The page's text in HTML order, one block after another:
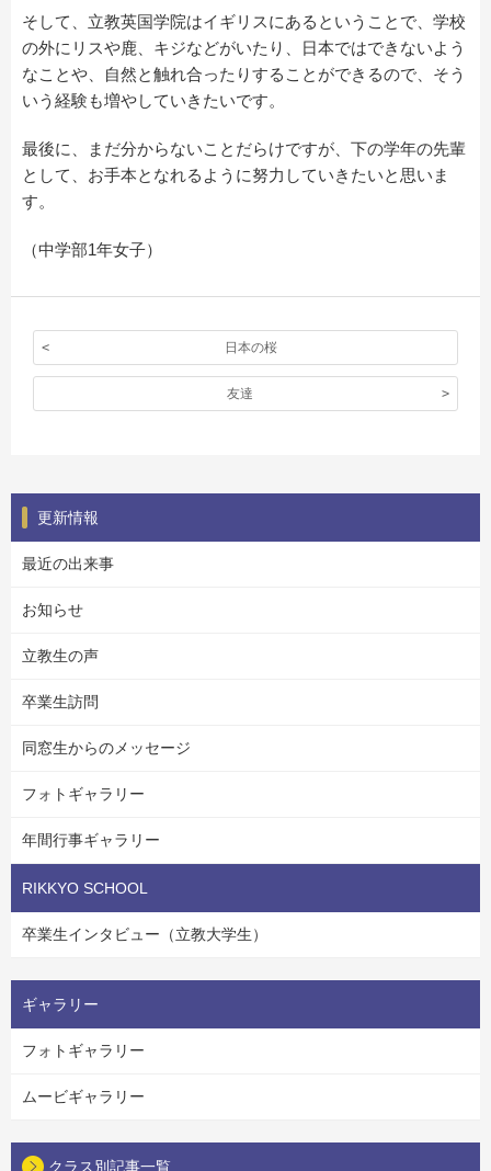
そして、立教英国学院はイギリスにあるということで、学校
の外にリスや鹿、キジなどがいたり、日本ではできないよう
なことや、自然と触れ合ったりすることができるので、そう
いう経験も増やしていきたいです。
最後に、まだ分からないことだらけですが、下の学年の先輩
として、お手本となれるように努力していきたいと思いま
す。
（中学部1年女子）
日本の桜
友達
更新情報
最近の出来事
お知らせ
立教生の声
卒業生訪問
同窓生からのメッセージ
フォトギャラリー
年間行事ギャラリー
RIKKYO SCHOOL
卒業生インタビュー（立教大学生）
ギャラリー
フォトギャラリー
ムービギャラリー
クラス別記事一覧